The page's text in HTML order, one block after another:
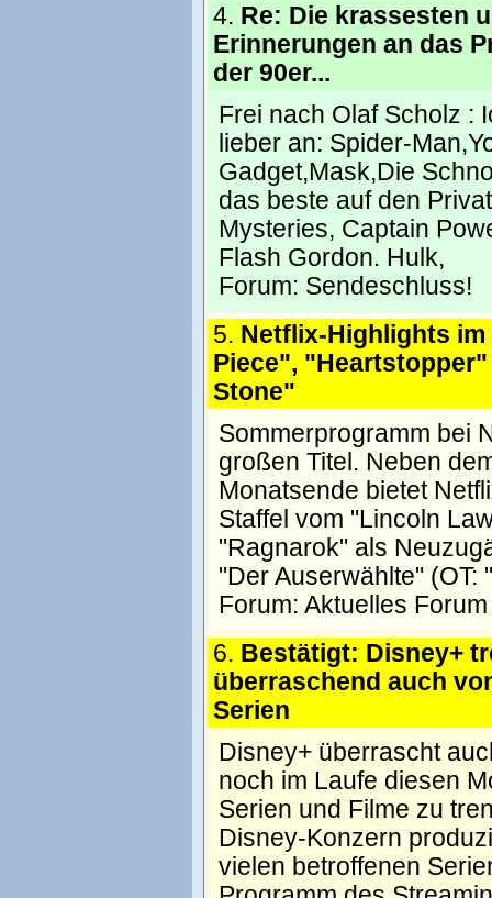
4. Re: Die krassesten
Erinnerungen an das
der 90er...
Frei nach Olaf Scholz :
lieber an: Spider-
Gadget,Mask,Die
das beste auf den
Mysteries, Captain
Flash Gordon. Hulk,
Forum: Sendeschluss!
5. Netflix-Highlights
Piece",
Stone"
Sommerprogramm bei
großen Titel. Neben
Monatsende bietet
Staffel vom "Lincoln
"Ragnarok" als
"Der Auserwählte" (OT:
Forum: Aktuelles Forum
6. Bestätigt: Disney+
überraschend auch
Serien
Disney+ überrascht
noch im Laufe diesen
Serien und Filme zu
Disney-Konzern
vielen betroffenen